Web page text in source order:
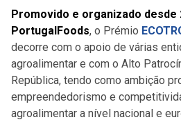
Promovido e organizado desde
PortugalFoods, o Prémio
decorre com o apoio de várias
agroalimentar e com o Alto
República, tendo como ambição
empreendedorismo e
agroalimentar a nível nacional e